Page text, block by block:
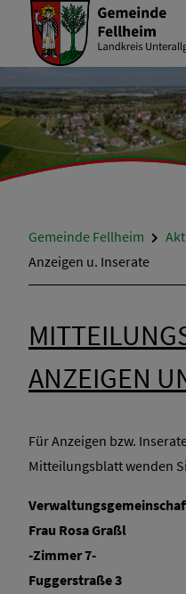
Neuigkeiten
Gemeinde Fellheim
Anzeigen u. Inserate
ANZEIGEN
Für Anzeigen bzw.
Mitteilungsblatt wenden
Frau Rosa Graßl
-Zimmer 7-
Fuggerstraße 3